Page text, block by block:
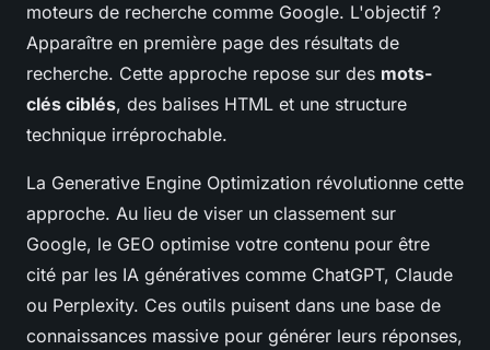
moteurs de recherche comme Google. L'objectif ?
Apparaître en première page des résultats de
recherche. Cette approche repose sur des mots-
clés ciblés, des balises HTML et une structure
technique irréprochable.
La Generative Engine Optimization révolutionne cette
approche. Au lieu de viser un classement sur
Google, le GEO optimise votre contenu pour être
cité par les IA génératives comme ChatGPT, Claude
ou Perplexity. Ces outils puisent dans une base de
connaissances massive pour générer leurs réponses,